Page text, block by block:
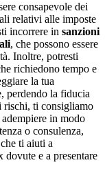
consapevole dei
relativi alle imposte
incorrere in sanzioni
, che possono essere
Inoltre, potresti
richiedono tempo e
la tua
perdendo la fiducia
rischi, ti consigliamo
in modo
o consulenza,
ti aiuti a
dovute e a presentare